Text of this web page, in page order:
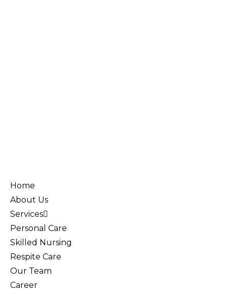
Home
About Us
Services
Personal Care
Skilled Nursing
Respite Care
Our Team
Career